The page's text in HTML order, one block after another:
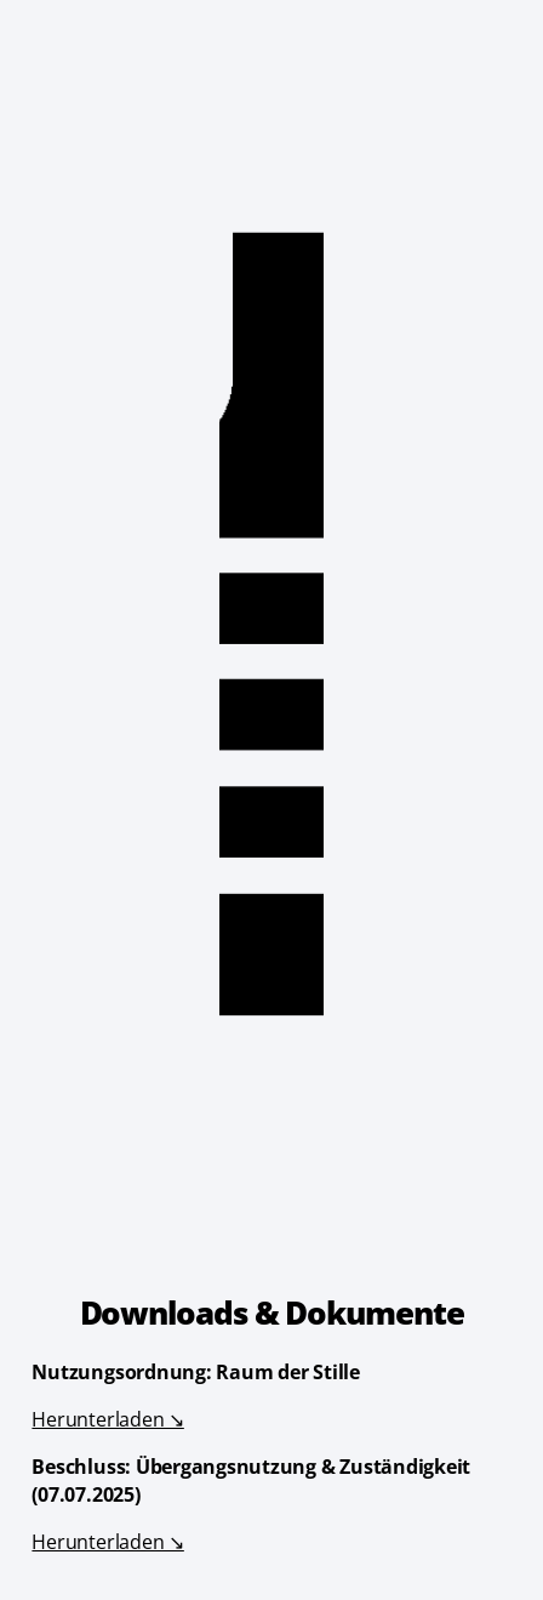
Downloads & Dokumente
Nutzungsordnung: Raum der Stille
Herunterladen ↘
Beschluss: Übergangsnutzung & Zuständigkeit
(07.07.2025)
Herunterladen ↘